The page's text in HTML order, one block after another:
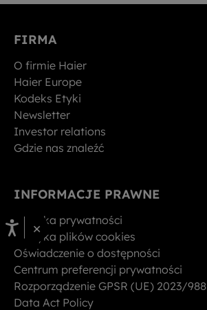
FIRMA
O firmie Haier
Haier Europe
Kodeks Etyki
Newsletter
Investor relations
Gdzie nas znaleźć
INFORMACJE PRAWNE
Polityka prywatności
Polityka plików cookies
Oświadczenie o dostępności
Centrum preferencji prywatności
Rozporządzenie GPSR (UE) 2023/988
Data Act Policy
×